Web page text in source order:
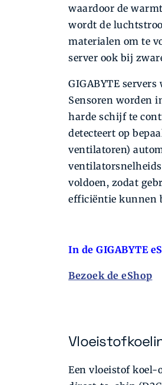
waardoor de
wordt de
materialen om te
server ook bij
GIGABYTE
Sensoren worden
harde schijf te
detecteert op
ventilatoren)
voldoen, zodat
efficiëntie kunnen
In de GIGABYTE
Bezoek de eShop
Een vloeistof koel-